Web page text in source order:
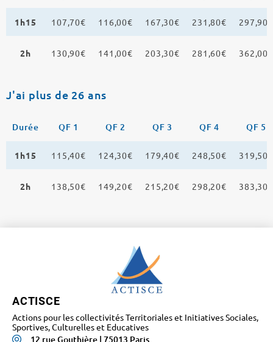
1h15 107,70€ 116,00€ 167,30€ 231,80€ 297,90€
2h 130,90€ 141,00€ 203,30€ 281,60€ 362,00€
J'ai plus de 26 ans
Durée QF 1 QF 2 QF 3 QF 4 QF 5
1h15 115,40€ 124,30€ 179,40€ 248,50€ 319,50€
2h 138,50€ 149,20€ 215,20€ 298,20€ 383,30€
ACTISCE
Actions pour les collectivités Territoriales et Initiatives Sociales,
Sportives, Culturelles et Educatives
12 rue Gouthière | 75013 Paris